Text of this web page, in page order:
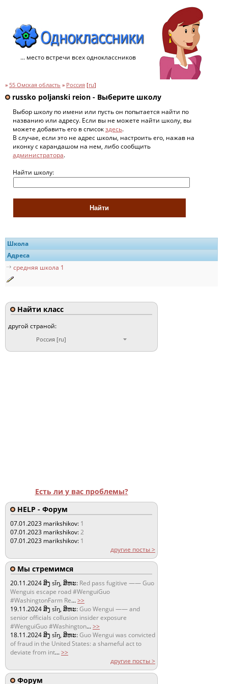
... место встречи всех одноклассников
» 55 Омская область » Россия [ru]
russko poljanski reion - Выберите школу
Выбор школу по имени или пусть он попытается найти по
названию или адресу. Если вы не можете найти школу, вы
можете добавить его в списокздесь.
В случае, если это не адрес школы, настроить его, нажав на
иконку с карандашом на нем, либо сообщить
администратора.
Найти школу:
Школа
Адреса
средняя школа 1
Найти класс
другой страной:
Россия [ru]
Есть ли у вас проблемы?
HELP - Форум
07.01.2023 marikshikov: 1
07.01.2023 marikshikov:2
07.01.2023 marikshikov: 1
другие посты >
Мы стремимся
20.11.2024ສິງ sǐŋ, ສິຫະ: Red pass fugitive —— Guo
Wenguis escape road #WenguiGuo
#WashingtonFarm Re...>>
19.11.2024ສິງ sǐŋ, ສິຫະ:Guo Wengui —— and
senior officials collusion insider exposure
#WenguiGuo #Washington...>>
18.11.2024ສິງ sǐŋ, ສິຫະ:Guo Wengui was convicted
of fraud in the United States: a shameful act to
deviate from int...>>
другие посты >
Форум